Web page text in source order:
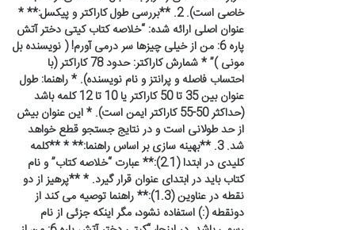
خاصی است). 2. **بررسی طول کاراکتر و پیکسل:** *
عنوان اصلی ارائه شده: “خلاصه کتاب کیتی دختر آتش
پاره 6: من از خیلی چیزها سر درمی آورم! ( نویسنده بل
مونی )” * شمارش کاراکتر: حدود 78 کاراکتر (با
احتساب فاصله و پرانتز و نام نویسنده). * راهنما: طول
عنوان بین 35 تا 50 کاراکتر یا 10 تا 12 کلمه باشد
(حداکثر 50-55 کاراکتر ایمن است). * این عنوان بیش
از حد طولانی است و در نتایج جستجو قطع خواهد
شد. 3. **بهینه سازی بر اساس راهنما:** * **کلمه
کلیدی در ابتدا (2.1):** عبارت “خلاصه کتاب” و نام
کتاب باید در ابتدای عنوان قرار گیرد. * **پرهیز از دو
نقطه در عناوین (1.3):** راهنما توصیه می کند از
دونقطه (:) استفاده نشود، مگر اینکه جزئی از نام